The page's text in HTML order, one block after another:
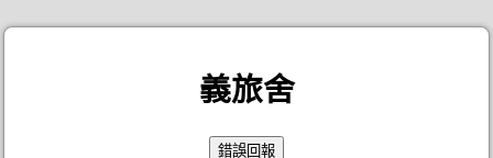
義旅舍